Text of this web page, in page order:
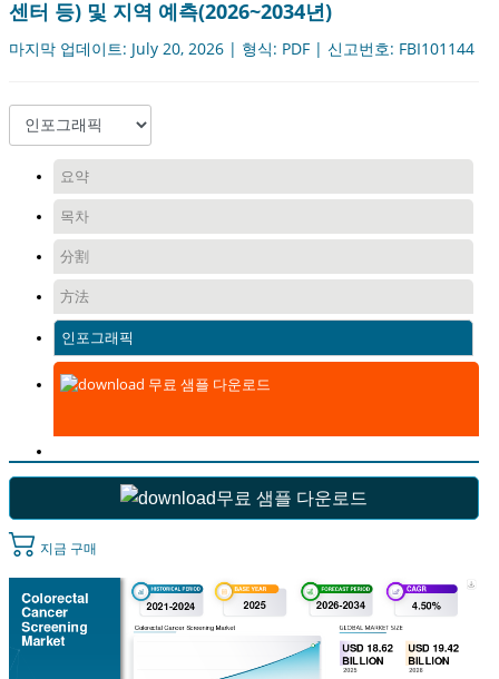
센터 등) 및 지역 예측(2026~2034년)
마지막 업데이트: July 20, 2026 | 형식: PDF | 신고번호: FBI101144
요약
목차
分割
方法
인포그래픽
무료 샘플 다운로드
무료 샘플 다운로드
지금 구매